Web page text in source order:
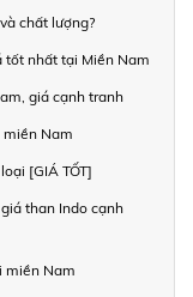
chất lượng?
tốt nhất tại Miền Nam
giá cạnh tranh
miền Nam
[GIÁ TỐT]
than Indo cạnh
miền Nam